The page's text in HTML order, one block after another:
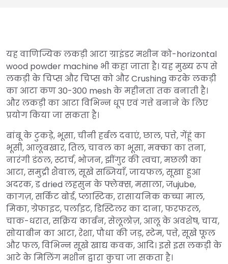
यह वाणिज्यिक लकड़ी आटा ग्राइंडर मशीन को-horizontal
wood powder machine भी कहा जाता है। यह मुख्य रूप से
लकड़ी के चिप्स और चिप्स को और Crushing करके लकड़ी
का आटा कण 30-300 mesh के महीनता तक बनाती है।
और लकड़ी का आटा विभिन्न धूप एवं गत्ते बनाने के लिए
प्रयोग किया जा सकता है।
बांबू के टुकड़े, भूसा, चीनी हर्बल दवाएं, छाल, पत्ते, गेंहूं का
भूसी, आलूबखार, तिल, चावल का भूसा, मक्का का तना,
नारंगी डंठल, स्टार्च, भोजन, झींगुर की त्वचा, मछली का
आटा, समुद्री शैवाल, सूखे सब्जियाँ, जायफल, सूखा हुआ
अदरक, ड dried लहसुन के फ्लेक्स, मसाला, जujube,
कागज़, सर्किट बोर्ड, प्लास्टिक, रासायनिक कच्चा माल,
मिका, ग्रेफाइट, पर्लाइट, डिस्टिलर का दाना, फरफरल,
चाक-धरात, सक्रिय कार्बन, सेलूलोज़, आलू के अवशेष, चाय,
सोयाबीन का आटा, रेशा, पौधा की जड़, स्टेम, पत्ते, सूखे फूल
और फल, विभिन्न सूखे खाद्य कवक, आदि। इसे इस लकड़ी के
आटे के मिलिंग मशीन द्वारा कुचा जा सकता है।